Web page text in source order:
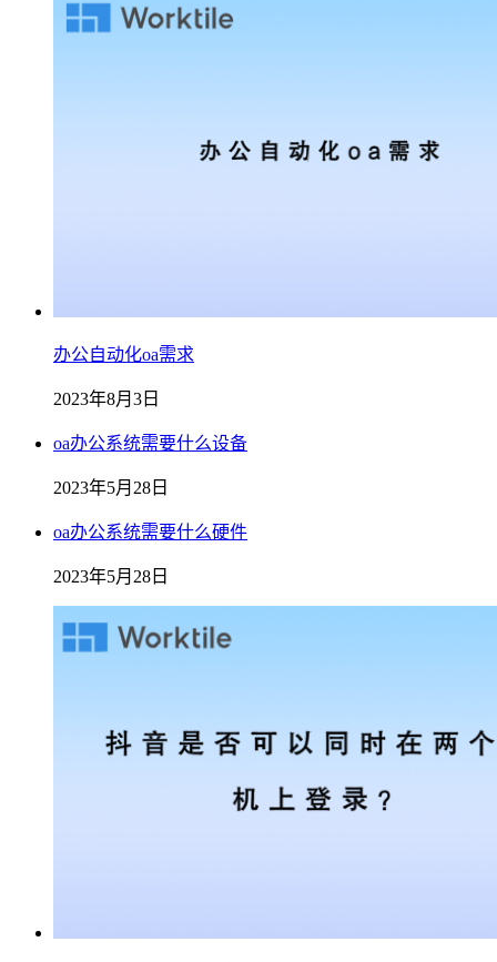
办公自动化oa需求
2023年8月3日
oa办公系统需要什么设备
2023年5月28日
oa办公系统需要什么硬件
2023年5月28日